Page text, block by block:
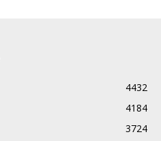
4432
4184
3724